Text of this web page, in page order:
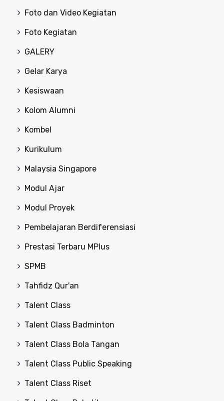
Foto dan Video Kegiatan
Foto Kegiatan
GALERY
Gelar Karya
Kesiswaan
Kolom Alumni
Kombel
Kurikulum
Malaysia Singapore
Modul Ajar
Modul Proyek
Pembelajaran Berdiferensiasi
Prestasi Terbaru MPlus
SPMB
Tahfidz Qur'an
Talent Class
Talent Class Badminton
Talent Class Bola Tangan
Talent Class Public Speaking
Talent Class Riset